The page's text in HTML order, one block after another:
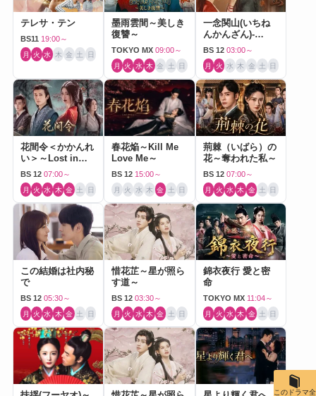
テレサ・テン
BS11 19:00～
月 火 水 木 金 土 日
墨雨雲間～美しき
復讐～
TOKYO MX 09:00～
月 火 水 木 金 土 日
一念関山(いちね
んかんざん)-
Journey to Love-
BS 12 03:00～
月 火 水 木 金 土 日
花間令＜かかんれ
い＞～Lost in
Love～
BS 12 07:00～
月 火 水 木 金 土 日
春花焔～Kill Me
Love Me～
BS 12 15:00～
月 火 水 木 金 土 日
荊棘（いばら）の
花～奪われた私～
BS 12 07:00～
月 火 水 木 金 土 日
この結婚は社内秘
で
BS 12 05:30～
月 火 水 木 金 土 日
惜花芷～星が照ら
す道～
BS 12 03:30～
月 火 水 木 金 土 日
錦衣夜行 愛と密
命
TOKYO MX 11:04～
月 火 水 木 金 土 日
このドラマ全